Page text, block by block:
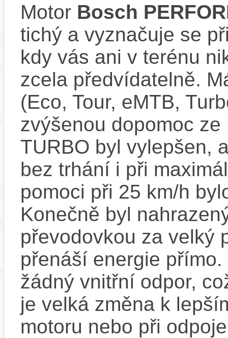
Motor Bosch
tichý a vyznačuje se
kdy vás ani v terénu
zcela předvídatelně.
(Eco, Tour, eMTB,
zvýšenou dopomoc
TURBO byl vylepšen,
bez trhání i při
pomoci při 25 km/h
Konečně byl
převodovkou za velký
přenáší energie
žádný vnitřní odpor,
je velká změna k
motoru nebo při